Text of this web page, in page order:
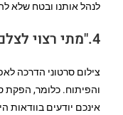
לנהל אותנו ובטח שלא
4."מתי רצוי לצלם את הסרטון ולהפיצו?"
צילום סרטוני הדרכה
והפיתוח. כלומר, הפקת
אינכם יודעים בוודאות